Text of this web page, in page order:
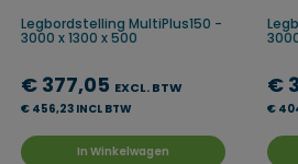
Legbordstelling MultiPlus150 -
3000 x 1300 x 500
€ 377,05 EXCL. BTW
€ 456,23 INCL BTW
In Winkelwagen
€
€